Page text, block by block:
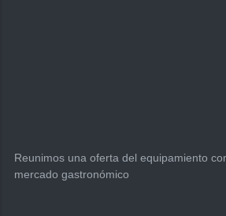
Reunimos una oferta del equipamiento
mercado gastronómico